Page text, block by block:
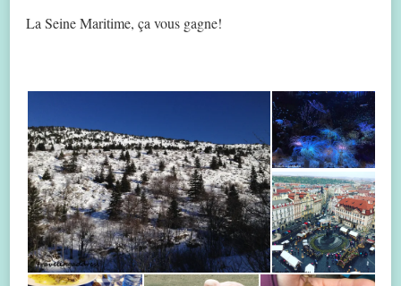
La Seine Maritime, ça vous gagne!